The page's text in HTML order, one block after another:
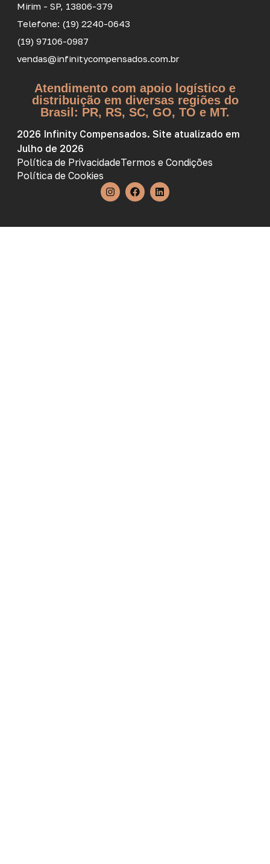
Mirim - SP, 13806-379
Telefone: (19) 2240-0643
(19) 97106-0987
vendas@infinitycompensados.com.br
Atendimento com apoio logístico e
distribuição em diversas regiões do
Brasil: PR, RS, SC, GO, TO e MT.
2026 Infinity Compensados. Site atualizado em
Julho de 2026
Política de PrivacidadeTermos e Condições
Política de Cookies